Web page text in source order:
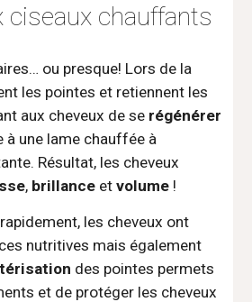
ciseaux chauffants
ou presque! Lors de la
les pointes et retiennent les
aux cheveux de se régénérer
à une lame chauffée à
Résultat, les cheveux
, brillance etvolume !
les cheveux ont
nutritives mais également
des pointes permets
et de protéger les cheveux